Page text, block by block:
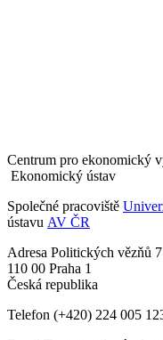
Centrum pro ekonomický
Ekonomický ústav
Společné pracoviště
ústavu AV ČR
Adresa Politických vězňů 7
110 00 Praha 1
Česká republika
Telefon (+420) 224 005